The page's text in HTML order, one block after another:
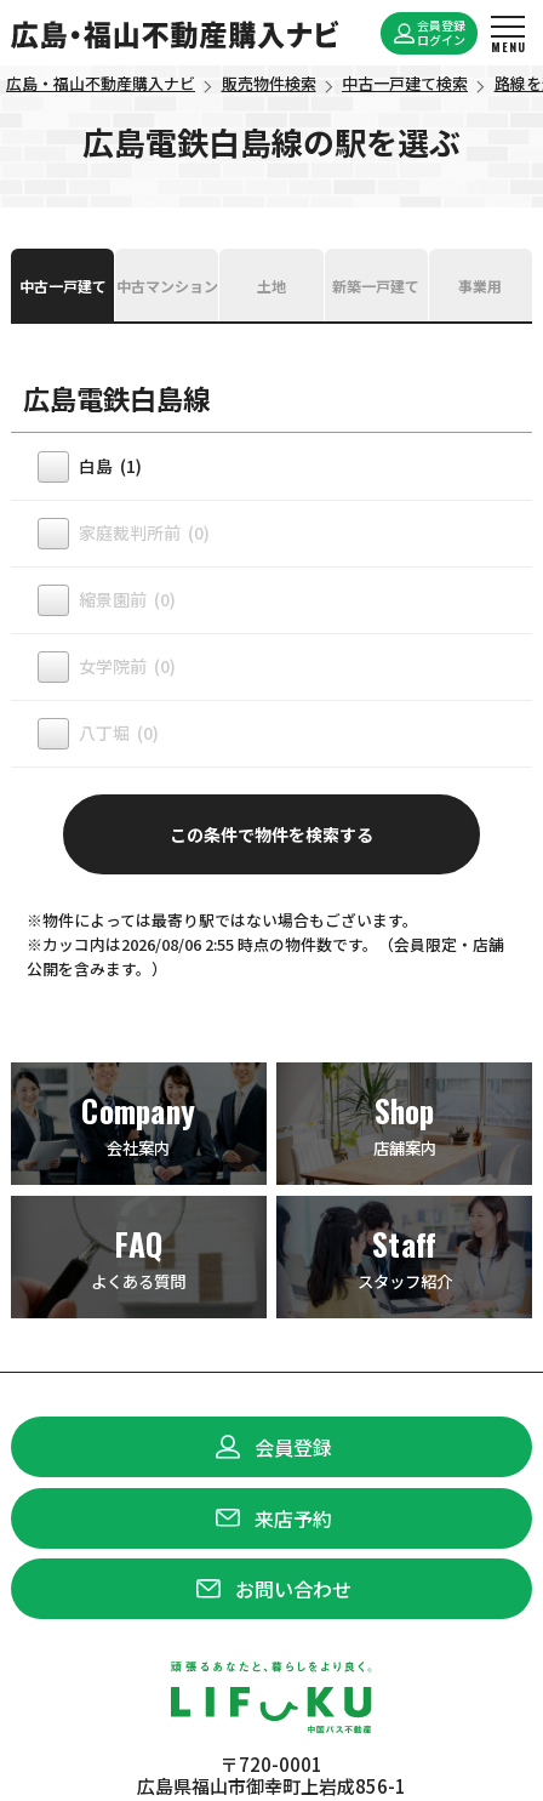
会員登録
ログイン
広島・福山不動産購入ナビ 販売物件検索 中古一戸建て検索 路線
広島電鉄白島線の駅を選ぶ
中古一戸建て 中古マンション 土地 新築一戸建て 事業用
広島電鉄白島線
白島 (1)
家庭裁判所前 (0)
縮景園前 (0)
女学院前 (0)
八丁堀 (0)
※物件によっては最寄り駅ではない場合もございます。
※カッコ内は2026/08/06 2:55 時点の物件数です。（会員限定・店舗
公開を含みます。）
Company
会社案内
Shop
店舗案内
FAQ
よくある質問
Staff
スタッフ紹介
会員登録
来店予約
お問い合わせ
〒720-0001
広島県福山市御幸町上岩成856-1